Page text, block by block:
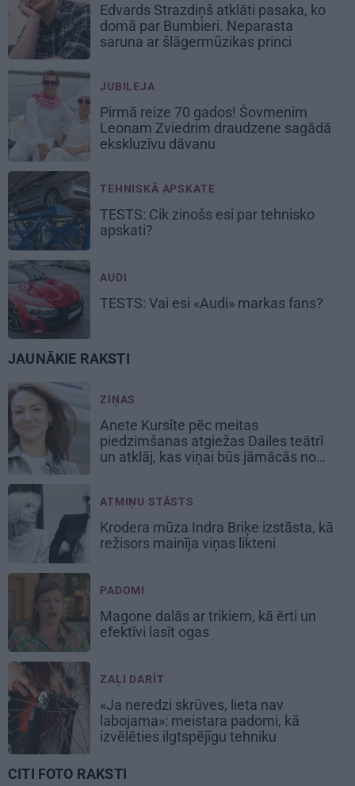
Edvards Strazdiņš atklāti pasaka, ko
domā par Bumbieri. Neparasta
saruna ar šlāgermūzikas princi
JUBILEJA
Pirmā reize 70 gados! Šovmenim
Leonam Zviedrim draudzene sagādā
ekskluzīvu dāvanu
TEHNISKĀ APSKATE
TESTS: Cik zinošs esi partehnisko
apskati?
AUDI
TESTS: Vai esi «Audi» markas fans?
JAUNĀKIE RAKSTI
ZIŅAS
Anete Kursīte pēc meitas
piedzimšanas atgiežas Dailes teātrī
un atklāj, kas viņai būs jāmācās no
ATMIŅU STĀSTS
Krodera mūza Indra Briķe izstāsta, kā
režisors mainīja viņas likteni
PADOMI
Magone dalās ar trikiem, kā ērti un
efektīvi lasīt ogas
ZAĻI DARĪT
«Ja neredzi skrūves, lieta nav
labojama»: meistara padomi, kā
izvēlēties ilgtspējīgu tehniku
CITI FOTO RAKSTI